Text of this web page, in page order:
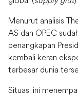
Menurut analisis
AS dan OPEC
penangkapan
kembali keran
terbesar dunia
Situasi ini